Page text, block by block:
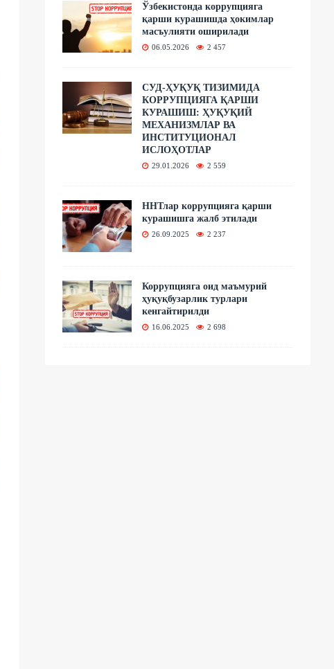
Ўзбекистонда коррупцияга
қарши курашишда ҳокимлар
масъулияти оширилади
06.05.2026 2 457
СУД-ҲУҚУҚ ТИЗИМИДА
КОРРУПЦИЯГА ҚАРШИ
КУРАШИШ: ҲУҚУҚИЙ
МЕХАНИЗМЛАР ВА
ИНСТИТУЦИОНАЛ
ИСЛОҲОТЛАР
29.01.2026 2 559
ННТлар коррупцияга қарши
курашишга жалб этилади
26.09.2025 2 237
Коррупцияга оид маъмурий
ҳуқуқбузарлик турлари
кенгайтирилди
16.06.2025 2 698